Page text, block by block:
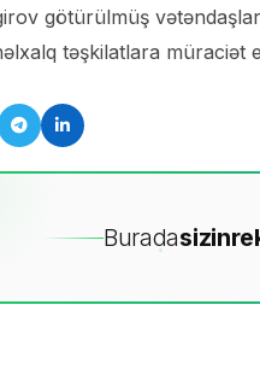
götürülmüş
təşkilatlara müraciət
Buradasizin